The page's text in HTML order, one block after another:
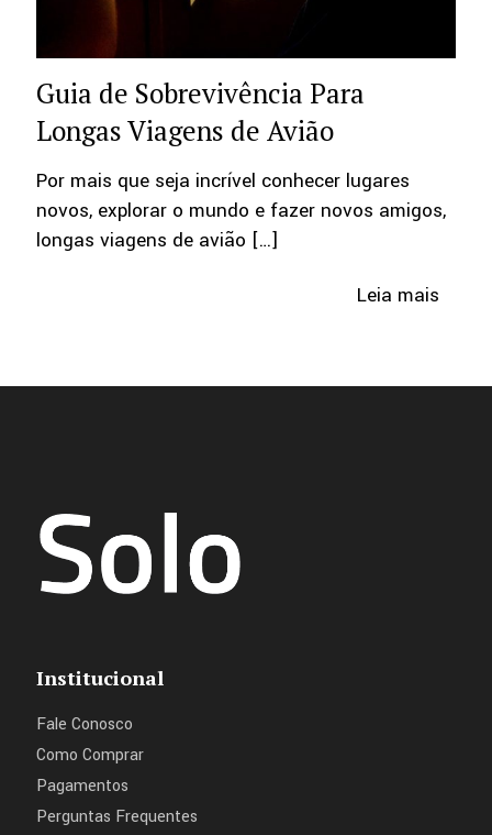
Guia de Sobrevivência Para
Longas Viagens de Avião
Por mais que seja incrível conhecer lugares
novos, explorar o mundo e fazer novos amigos,
longas viagens de avião […]
Leia mais
Institucional
Fale Conosco
Como Comprar
Pagamentos
Perguntas Frequentes